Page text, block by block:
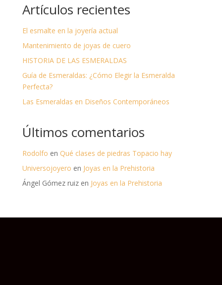
v
e
Artículos recientes
El esmalte en la joyería actual
Mantenimiento de joyas de cuero
HISTORIA DE LAS ESMERALDAS
Guía de Esmeraldas: ¿Cómo Elegir la Esmeralda
Perfecta?
Las Esmeraldas en Diseños Contemporáneos
Últimos comentarios
Rodolfo en Qué clases de piedras Topacio hay
Universojoyero en Joyas en la Prehistoria
Ángel Gómez ruizen Joyas en la Prehistoria